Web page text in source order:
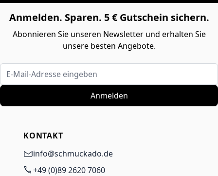
Anmelden. Sparen. 5 € Gutschein sichern.
Abonnieren Sie unseren Newsletter und erhalten Sie
unsere besten Angebote.
E-Mail-Adresse eingeben
Anmelden
KONTAKT
info@schmuckado.de
+49 (0)89 2620 7060